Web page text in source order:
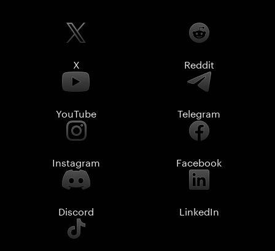
X Reddit
YouTube Telegram
Instagram Facebook
Discord LinkedIn